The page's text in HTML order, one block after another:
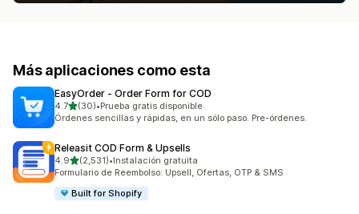
Más aplicaciones como esta
EasyOrder ‑ Order Form for COD
4.7de 5 estrellas
(30)
30 reseñas en total
•Prueba gratis disponible
Órdenes sencillas y rápidas, en un sólo paso. Pre-órdenes.
Releasit COD Form & Upsells
4.9de 5 estrellas
(2,531)
2531 reseñas en total
•Instalación gratuita
Formulario de Reembolso: Upsell, Ofertas, OTP & SMS
Built for Shopify